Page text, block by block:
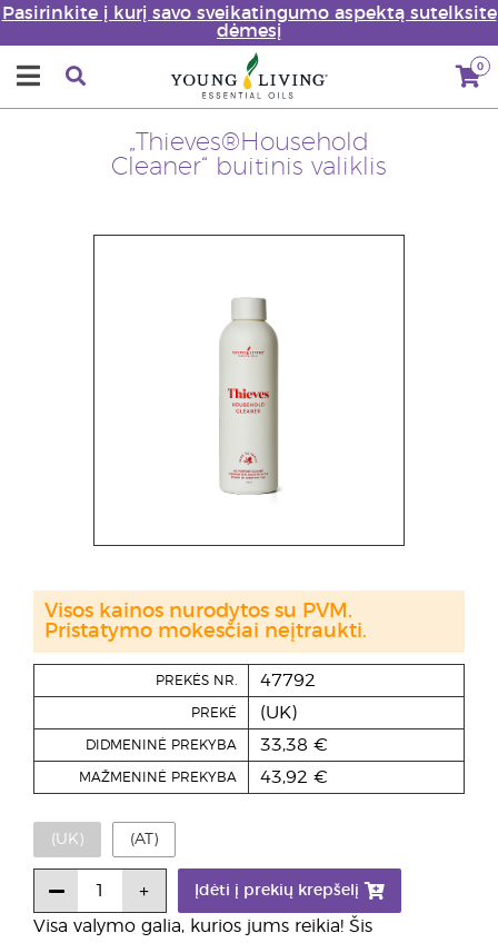
Pasirinkite į kurį savo sveikatingumo aspektą sutelksite
dėmesį
0
„Thieves®Household
Cleaner“ buitinis valiklis
Visa valymo galia, kurios jums reikia! Šis
PREKĖS NR. 47792
PREKĖ (UK)
DIDMENINĖ PREKYBA 33,38 €
MAŽMENINĖ PREKYBA 43,92 €
(UK) (AT)
Įdėti į prekių krepšelį
Visos kainos nurodytos su PVM.
Pristatymo mokesčiai neįtraukti.